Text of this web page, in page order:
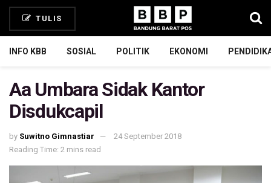
TULIS
INFO KBB SOSIAL POLITIK EKONOMI
Aa Umbara Sidak Kantor
Disdukcapil
by Suwitno Gimnastiar
24 September 2018
Reading Time: 2 mins read